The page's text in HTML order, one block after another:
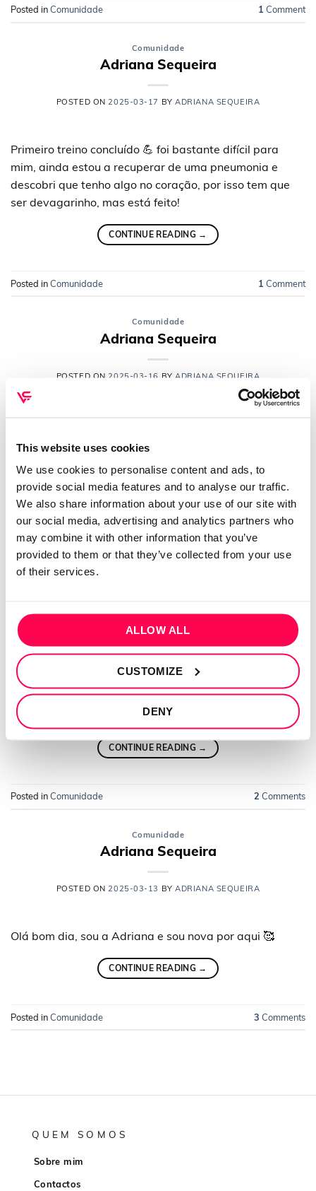
This website uses cookies
We use cookies to personalise content and ads, to
provide social media features and to analyse our traffic.
We also share information about your use of our site with
our social media, advertising and analytics partners who
may combine it with other information that you’ve
provided to them or that they’ve collected from your use
of their services.
ALLOW ALL
CUSTOMIZE
DENY
Posted inComunidade 1 Comment
Comunidade
Adriana Sequeira
POSTED ON 2025-03-17 BYADRIANA SEQUEIRA
Primeiro treino concluído 💪 foi bastante difícil para
mim, ainda estou a recuperar de uma pneumonia e
descobri que tenho algo no coração, por isso tem que
ser devagarinho, mas está feito!
CONTINUE READING →
Posted inComunidade 1 Comment
Comunidade
Adriana Sequeira
POSTED ON2025-03-16 BY ADRIANA SEQUEIRA
ainda não fiz nenhum estou ainda a explorar a app,
treinos todos num dia?
CONTINUE READING→
Posted inComunidade 2Comments
Adriana Sequeira
POSTED ON2025-03-13 BYADRIANA SEQUEIRA
Meninas que fazem marmitas, vocês congelam ou só
fazem as que vão comer na semana?
CONTINUE READING →
Posted inComunidade 2 Comments
Comunidade
Adriana Sequeira
POSTED ON 2025-03-13 BYADRIANA SEQUEIRA
Olá bom dia, sou a Adriana e sou nova por aqui 🥰
CONTINUE READING →
Posted inComunidade 3 Comments
QUEM SOMOS
Sobre mim
Contactos